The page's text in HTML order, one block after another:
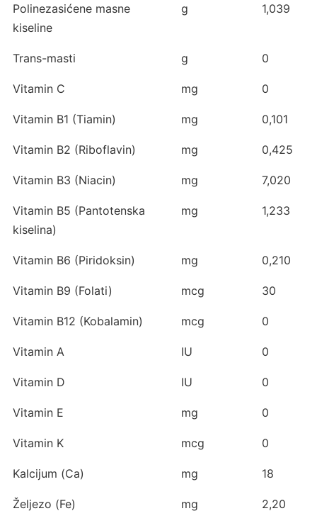
Polinezasićene masne
kiseline
g 1,039
Trans-masti g 0
Vitamin C mg 0
Vitamin B1 (Tiamin) mg 0,101
Vitamin B2 (Riboflavin) mg 0,425
Vitamin B3 (Niacin) mg 7,020
Vitamin B5 (Pantotenska
kiselina)
mg 1,233
Vitamin B6 (Piridoksin) mg 0,210
Vitamin B9 (Folati) mcg 30
Vitamin B12 (Kobalamin) mcg 0
Vitamin A IU 0
Vitamin D IU 0
Vitamin E mg 0
Vitamin K mcg 0
Kalcijum (Ca) mg 18
Željezo (Fe) mg 2,20